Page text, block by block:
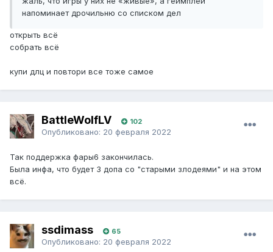
напоминает дрочильню со списком дел
открыть всё
собрать всё
купи длц и повтори все тоже самое
BattleWolfLV 102
Опубликовано: 20 февраля 2022
Так поддержка фары6 закончилась.
Была инфа, что будет 3 допа со "старыми злодеями" и на этом
всё.
ssdimass 65
Опубликовано: 20 февраля 2022